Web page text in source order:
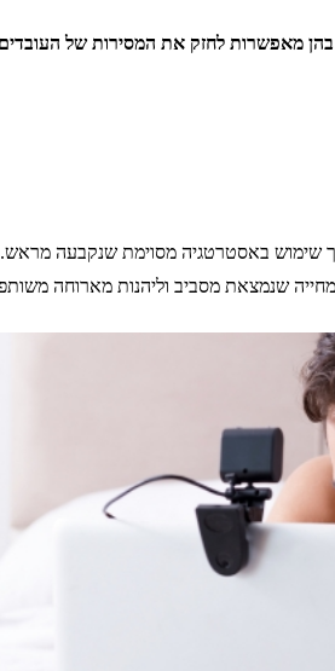
מאפשרות לחזק את המסירות של
שימוש באסטרטגיה מסוימת שנקבעה
שנמצאת מסביב וליהנות מארוחה